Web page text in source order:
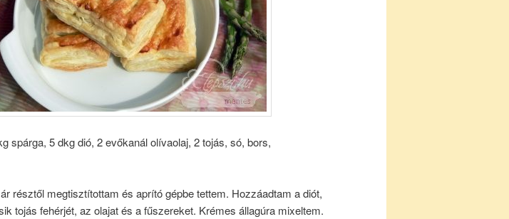
spárga, 5 dkg dió, 2 evőkanál olívaolaj, 2 tojás, só, bors,
résztől megtisztítottam és aprító gépbe tettem. Hozzáadtam a diót,
tojás fehérjét, az olajat és a fűszereket. Krémes állagúra mixeltem.